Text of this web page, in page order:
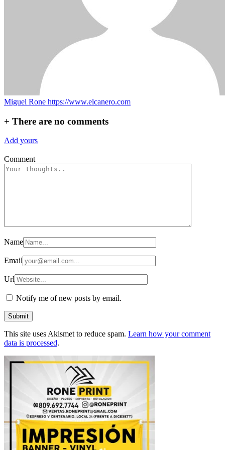
Miguel Rone https://www.elcanero.com
+ There are no comments
Add yours
Comment
Name
Email
Url
Notify me of new posts by email.
This site uses Akismet to reduce spam. Learn how your comment
data is processed.